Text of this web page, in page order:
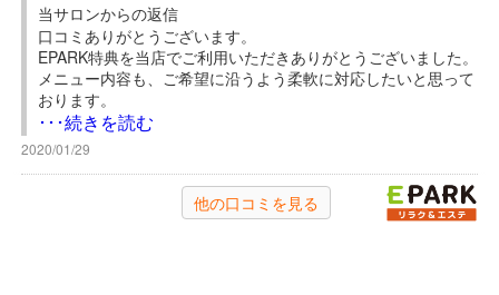
当サロンからの返信
口コミありがとうございます。
EPARK特典を当店でご利用いただきありがとうございました。
メニュー内容も、ご希望に沿うよう柔軟に対応したいと思って
おります。
ぜひまたのご利用お待ちしております。
･･･続きを読む
2020/01/29
他の口コミを見る